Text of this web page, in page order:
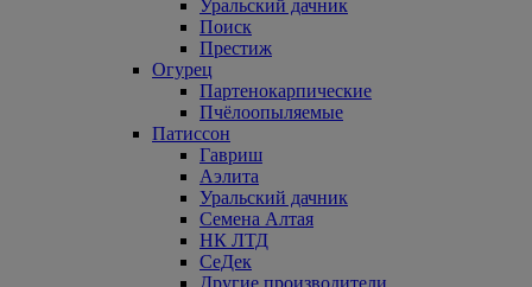
Уральский дачник
Поиск
Престиж
Огурец
Партенокарпические
Пчёлоопыляемые
Патиссон
Гавриш
Аэлита
Уральский дачник
Семена Алтая
НК ЛТД
СеДек
Другие производители